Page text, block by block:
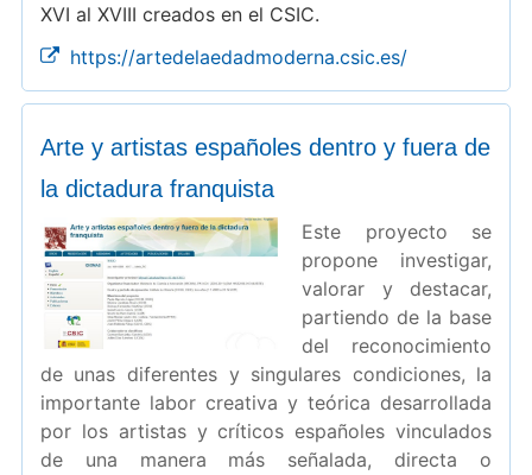
XVI al XVIII creados en el CSIC.
https://artedelaedadmoderna.csic.es/
Arte y artistas españoles dentro y fuera de
la dictadura franquista
Este proyecto se
propone investigar,
valorar y destacar,
partiendo de la base
del reconocimiento
de unas diferentes y singulares condiciones, la
importante labor creativa y teórica desarrollada
por los artistas y críticos españoles vinculados
de una manera más señalada, directa o